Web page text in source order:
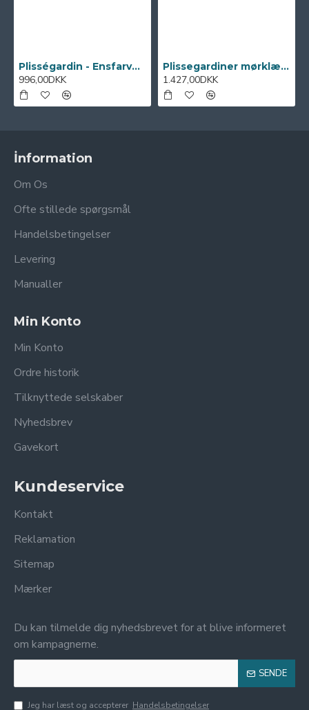
Plisségardin - Ensfarvede 20mm Traditionel
996,00DKK
Plissegardiner mørklægning 20 mm Traditionel
1.427,00DKK
İnformation
Om Os
Ofte stillede spørgsmål
Handelsbetingelser
Levering
Manualler
Min Konto
Min Konto
Ordre historik
Tilknyttede selskaber
Nyhedsbrev
Gavekort
Kundeservice
Kontakt
Reklamation
Sitemap
Mærker
Du kan tilmelde dig nyhedsbrevet for at blive informeret
om kampagnerne.
SENDE
Jeg har læst og accepterer Handelsbetingelser